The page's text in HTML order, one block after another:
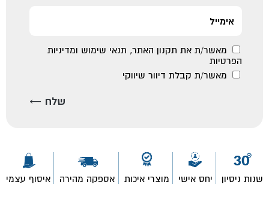
מאשר/ת את תקנון האתר, תנאי שימוש ומדיניות
הפרטיות
מאשר/ת קבלת דיוור שיווקי
שנות ניסיון יחס אישי מוצרי איכות אספקה מהירה איסוף עצמי